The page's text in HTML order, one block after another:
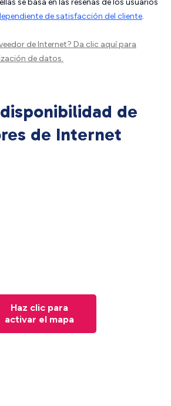
se basa en las reseñas de los usuarios
de satisfacción del cliente.
de Internet? Da clic aquípara
de datos.
de
de Internet
Haz clic para
activar el mapa